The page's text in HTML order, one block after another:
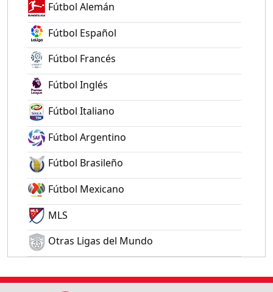
Fútbol Alemán
Fútbol Español
Fútbol Francés
Fútbol Inglés
Fútbol Italiano
Fútbol Argentino
Fútbol Brasileño
Fútbol Mexicano
MLS
Otras Ligas del Mundo